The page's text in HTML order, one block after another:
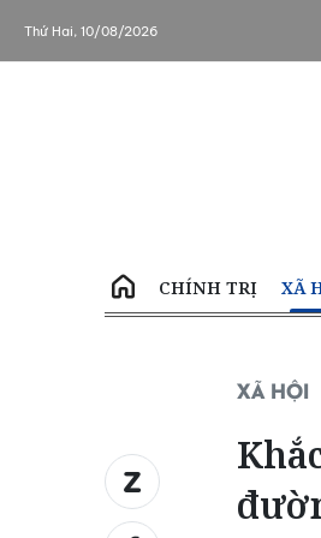
Thứ Hai, 10/08/2026
CHÍNH TRỊ XÃ
XÃ HỘI